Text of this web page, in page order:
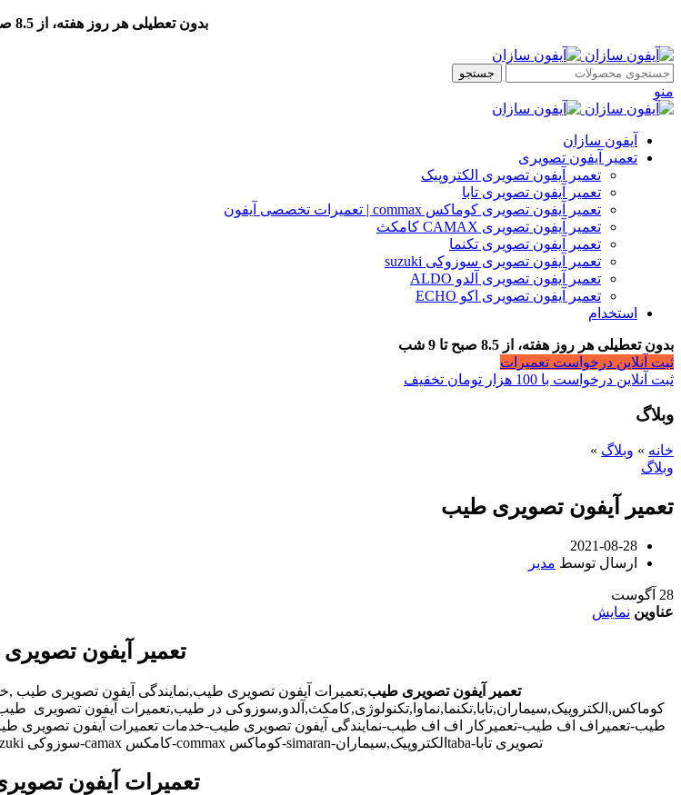
بدون تعطیلی هر روز هفته، از 8.5 صبح تا 9 شب
جستجو
منو
آیفون سازان
تعمیر آیفون تصویری
تعمیر آیفون تصویری الکتروپیک
تعمیر آیفون تصویری تابا
تعمیر آیفون تصویری کوماکس commax | تعمیرات تخصصی آیفون
تعمیر آیفون تصویری CAMAX کامکث
تعمیر آیفون تصویری تکنما
تعمیر آیفون تصویری سوزوکی suzuki
تعمیر آیفون تصویری آلدو ALDO
تعمیر آیفون تصویری اکو ECHO
استخدام
بدون تعطیلی هر روز هفته، از 8.5 صبح تا 9 شب
ثبت آنلاین درخواست تعمیرات
ثبت آنلاین درخواست با 100 هزار تومان تخفیف
وبلاگ
خانه » وبلاگ »
وبلاگ
تعمیر آیفون تصویری طیب
2021-08-28
ارسال توسط مدیر
28 آگوست
عناوین نمایش
تعمیر آیفون
تعمیر آیفون تصویری طیب,تعمیرات آیفون تصویری طیب,نمایندگی آیفون تصویری
کوماکس,الکتروپیک,سیماران,تابا,تکنما,نماوا,تکنولوژی,کامکث,آلدو,سوزوکی در طیب,تعمیرات آیفون تصویری
طیب-تعمیراف اف طیب-تعمیرکار اف اف طیب-نمایندگی آیفون تصویری طیب-خدمات تعمیرات آیفون تصویری
تصویری تابا-tabaالکتروپیک,سیماران-simaran-کوماکس commax-کامکس camax-سوزوکی suzuki-آلدو ALDO در طیب-تعمیرات آیفون تصویری خیابان و محله طیب
تعمیرات آیفون